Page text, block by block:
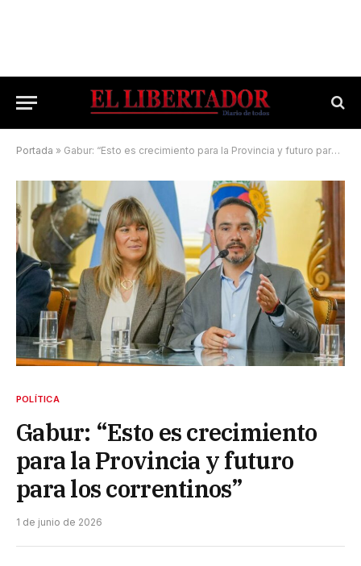
Portada » Gabur: “Esto es crecimiento para la Provincia y futuro para los correntinos”
POLÍTICA
Gabur: “Esto es crecimiento
para la Provincia y futuro
para los correntinos”
1 de junio de 2026